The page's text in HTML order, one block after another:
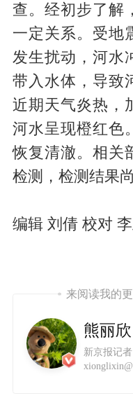
查。经初步了解
一定关系。受地
发生扰动，河水
带入水体，导致
近期天气炎热，
河水呈现橙红色
恢复清澈。相关
检测，检测结果
编辑 刘倩 校对
来阅读我的
熊丽欣
新京报记者